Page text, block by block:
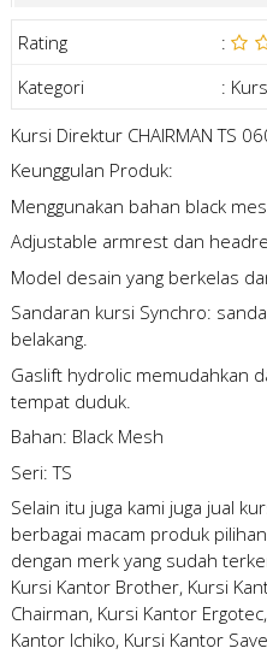
Rating :
Kategori
:
Kursi Direktur CHAIRMAN TS
Keunggulan Produk:
Menggunakan bahan black
Adjustable armrest dan
Model desain yang berkelas
Sandaran kursi Synchro:
belakang.
Gaslift hydrolic memudahkan
tempat duduk.
Bahan: Black Mesh
Seri: TS
Selain itu juga kami juga jual
berbagai macam produk pilihan
dengan merk yang sudah
Kursi Kantor Brother, Kursi
Chairman, Kursi Kantor
Kantor Ichiko, Kursi Kantor